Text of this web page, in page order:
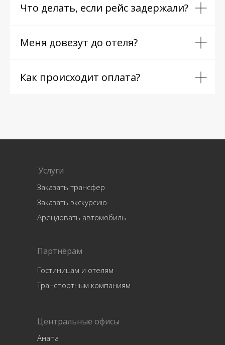
Что делать, если рейс задержали?
Меня довезут до отеля?
Как происходит оплата?
Услуги
Центральные офисы
Заказать трансфер
Заказать экскурсию
Арендовать автомобиль
Анапа
Партнёрам
Гостиницам и отелям
Транспортным компаниям